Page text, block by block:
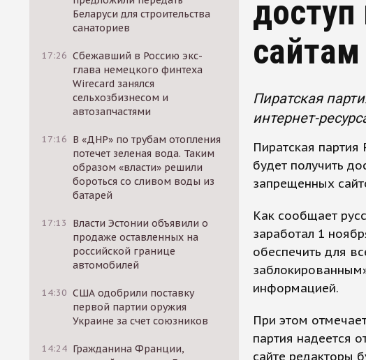
Беларуси для строительства
санаториев
17:26 Сбежавший в Россию экс-
глава немецкого финтеха
Wirecard занялся
сельхозбизнесом и
автозапчастями
17:16 В «ДНР» по трубам отопления
потечет зеленая вода. Таким
образом «власти» решили
бороться со сливом воды из
батарей
17:13
Власти Эстонии объявили о
продаже оставленных на
российской границе
автомобилей
14:30 США одобрили поставку
первой партии оружия
Украине за счет союзников
14:24 Гражданина Франции,
сайтам
Пиратская
интернет-
Пиратская
будет получить
запрещенных
Как сообщает
заработал 1
обеспечить для
информацией.
При этом
партия надеется
сайте редакторы